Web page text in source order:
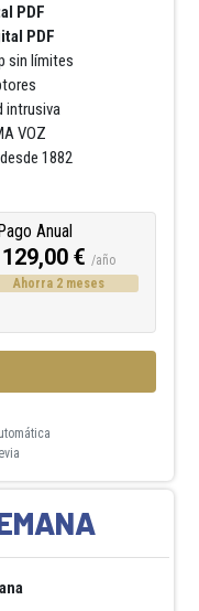
PDF
PDF
sin límites
intrusiva
VOZ
1882
Pago Anual
129,00 € /año
Ahorra 2 meses